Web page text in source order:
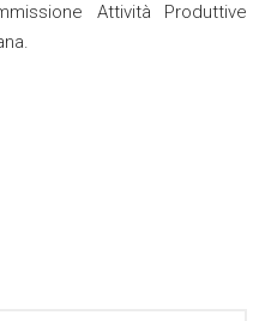
Attività Produttive